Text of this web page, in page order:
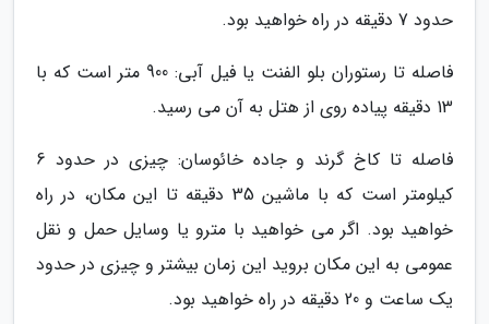
حدود 7 دقیقه در راه خواهید بود.
فاصله تا رستوران بلو الفنت یا فیل آبی: 900 متر است که با
13 دقیقه پیاده روی از هتل به آن می رسید.
فاصله تا کاخ گرند و جاده خائوسان: چیزی در حدود 6
کیلومتر است که با ماشین 35 دقیقه تا این مکان، در راه
خواهید بود. اگر می خواهید با مترو یا وسایل حمل و نقل
عمومی به این مکان بروید این زمان بیشتر و چیزی در حدود
یک ساعت و 20 دقیقه در راه خواهید بود.